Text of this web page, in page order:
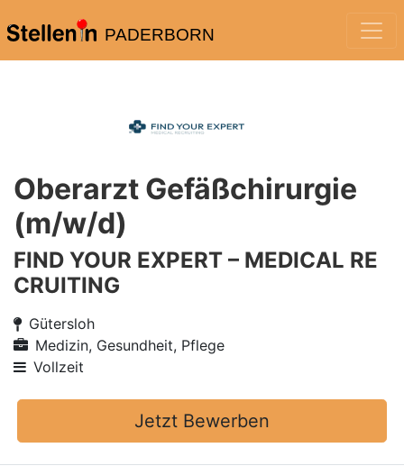
PADERBORN
Oberarzt Gefäßchirurgie
(m/w/d)
FIND YOUR EXPERT – MEDICAL RE
CRUITING
Gütersloh
Medizin, Gesundheit, Pflege
Vollzeit
Jetzt Bewerben